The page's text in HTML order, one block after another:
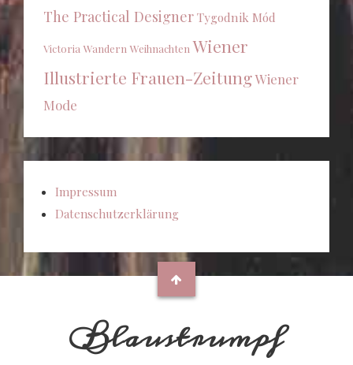
The Practical Designer Tygodnik Mód
Victoria Wandern Weihnachten Wiener
Illustrierte Frauen-ZeitungWiener
Mode
Impressum
Datenschutzerklärung
Blaustrumpf